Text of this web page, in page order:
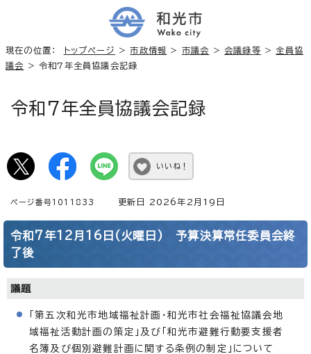
現在の位置： トップページ >市政情報 > 市議会 >会議録等 >全員協
議会
> 令和7年全員協議会記録
令和7年全員協議会記録
いいね！
ページ番号1011833 更新日 2026年2月19日
令和7年12月16日(火曜日) 予算決算常任委員会終
了後
議題
「第五次和光市地域福祉計画・和光市社会福祉協議会地
域福祉活動計画の策定」及び「和光市避難行動要支援者
名簿及び個別避難計画に関する条例の制定」について